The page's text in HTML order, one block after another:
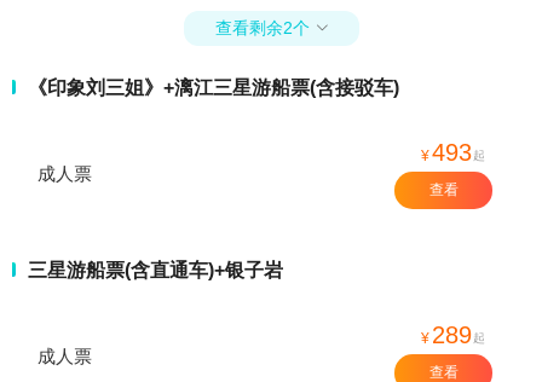
查看剩余2个 
《印象刘三姐》+漓江三星游船票(含接驳车)
成人票
¥493起
查看
三星游船票(含直通车)+银子岩
成人票
¥ 289起
查看